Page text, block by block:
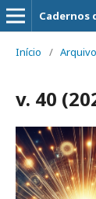
Cadernos
Início /
v. 40